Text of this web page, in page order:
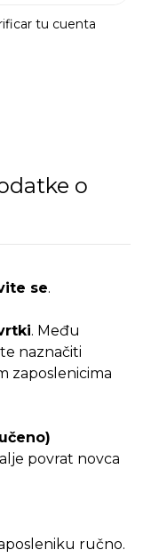
tu cuenta
o
se.
. Među
naznačiti
zaposlenicima
povrat novca
ručno.